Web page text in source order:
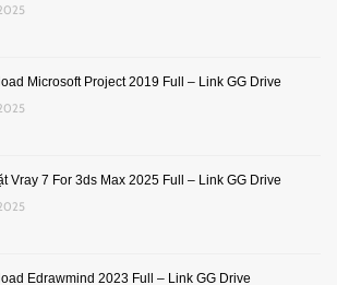
Microsoft Project 2019 Full – Link GG Drive
Vray 7 For 3ds Max 2025 Full – Link GG Drive
Edrawmind 2023 Full – Link GG Drive